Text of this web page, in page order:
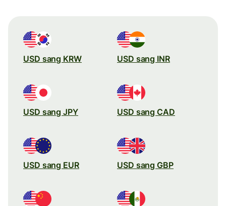
USD sang KRW USD sang INR
USD sang JPY USD sang CAD
USD sang EUR USD sang GBP